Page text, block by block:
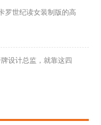
罗世纪读女装制版的高
设计总监，就靠这四